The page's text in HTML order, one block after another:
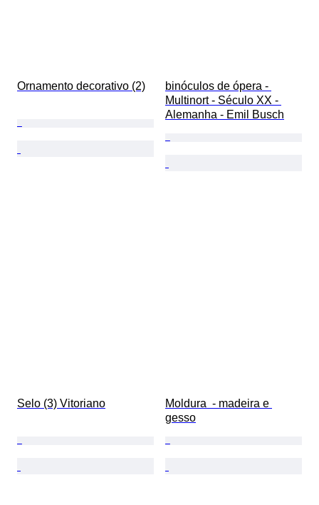
Ornamento decorativo (2)
binóculos de ópera -
Multinort - Século XX -
Alemanha - Emil Busch
Selo (3) Vitoriano
Moldura  - madeira e
gesso